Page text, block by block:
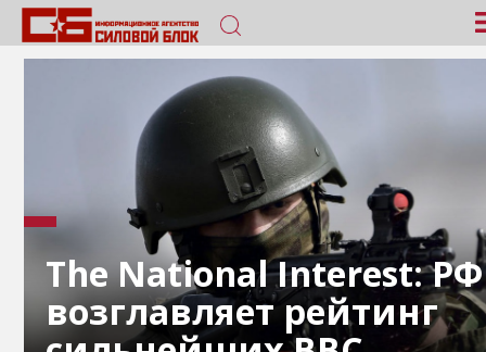
The National Interest: РФ
возглавляет рейтинг